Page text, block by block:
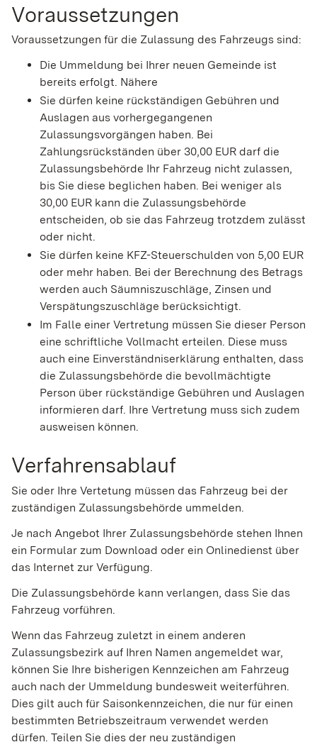
Voraussetzungen
Voraussetzungen für die Zulassung des Fahrzeugs sind:
Die Ummeldung bei Ihrer neuen Gemeinde ist
bereits erfolgt. Nähere
Sie dürfen keine rückständigen Gebühren und
Auslagen aus vorhergegangenen
Zulassungsvorgängen haben. Bei
Zahlungsrückständen über 30,00 EUR darf die
Zulassungsbehörde Ihr Fahrzeug nicht zulassen,
bis Sie diese beglichen haben. Bei weniger als
30,00 EUR kann die Zulassungsbehörde
entscheiden, ob sie das Fahrzeug trotzdem zulässt
oder nicht.
Sie dürfen keine KFZ-Steuerschulden von 5,00 EUR
oder mehr haben. Bei der Berechnung des Betrags
werden auch Säumniszuschläge, Zinsen und
Verspätungszuschläge berücksichtigt.
Im Falle einer Vertretung müssen Sie dieser Person
eine schriftliche Vollmacht erteilen. Diese muss
auch eine Einverständniserklärung enthalten, dass
die Zulassungsbehörde die bevollmächtigte
Person über rückständige Gebühren und Auslagen
informieren darf. Ihre Vertretung muss sich zudem
ausweisen können.
Verfahrensablauf
Sie oder Ihre Vertetung müssen das Fahrzeug bei der
zuständigen Zulassungsbehörde ummelden.
Je nach Angebot Ihrer Zulassungsbehörde stehen Ihnen
ein Formular zum Download oder ein Onlinedienst über
das Internet zur Verfügung.
Die Zulassungsbehörde kann verlangen, dass Sie das
Fahrzeug vorführen.
Wenn das Fahrzeug zuletzt in einem anderen
Zulassungsbezirk auf Ihren Namen angemeldet war,
können Sie Ihre bisherigen Kennzeichen am Fahrzeug
auch nach der Ummeldung bundesweit weiterführen.
Dies gilt auch für Saisonkennzeichen, die nur für einen
bestimmten Betriebszeitraum verwendet werden
dürfen. Teilen Sie dies der neu zuständigen